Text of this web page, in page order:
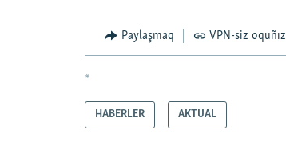
Paylaşmaq VPN-siz oquñız
*
HABERLER AKTUAL